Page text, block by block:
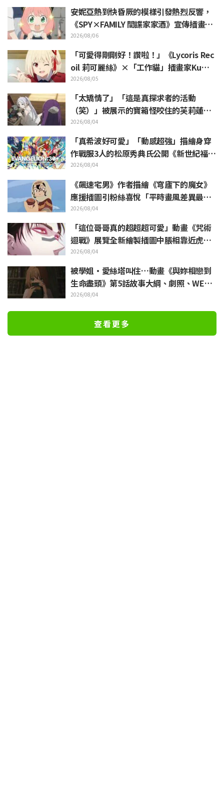
安妮亞熱到快昏厥的模樣引發熱烈反響，
《SPY×FAMILY 間諜家家酒》宣傳插畫
「安妮亞、融化掉了」
2026/08/06
「可愛得剛剛好！讚啦！」《Lycoris Rec
oil 莉可麗絲》×「工作貓」插畫家Kuma
mine合作消息公開 引發「讚啦！」熱烈
迴響
2026/08/05
「太矯情了」「這是真探求者的活動
（笑）」被展示的寶箱怪咬住的芙莉蓮玩
偶引來大量吐槽《葬送的芙莉蓮》
2026/08/04
「真希波好可愛」「動感超強」描繪身穿
作戰服3人的松原秀典氏公開《新世紀福音
戰士》美麗手繪插圖引發反響
2026/08/04
《飆速宅男》作者描繪《穹廬下的魔女》
應援插圖引粉絲喜悅「平時畫風差異最大
的人畫出來就是這樣」
2026/08/04
「這位哥哥真的超超超可愛」動畫《咒術
迴戰》展覽全新繪製插圖中脹相靠近虎杖
悠仁 粉絲無比喜悅
2026/08/04
被學姐·愛絲塔叫住…動畫《與妳相戀到
生命盡頭》第5話故事大綱、劇照、WEB
預告、單集海報公開
2026/08/04
查看更多